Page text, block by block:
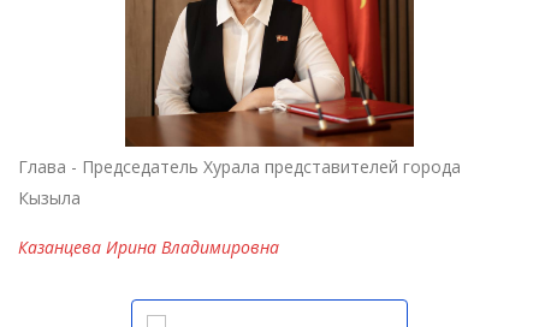
Глава - Председатель Хурала представителей города
Кызыла
Казанцева Ирина Владимировна